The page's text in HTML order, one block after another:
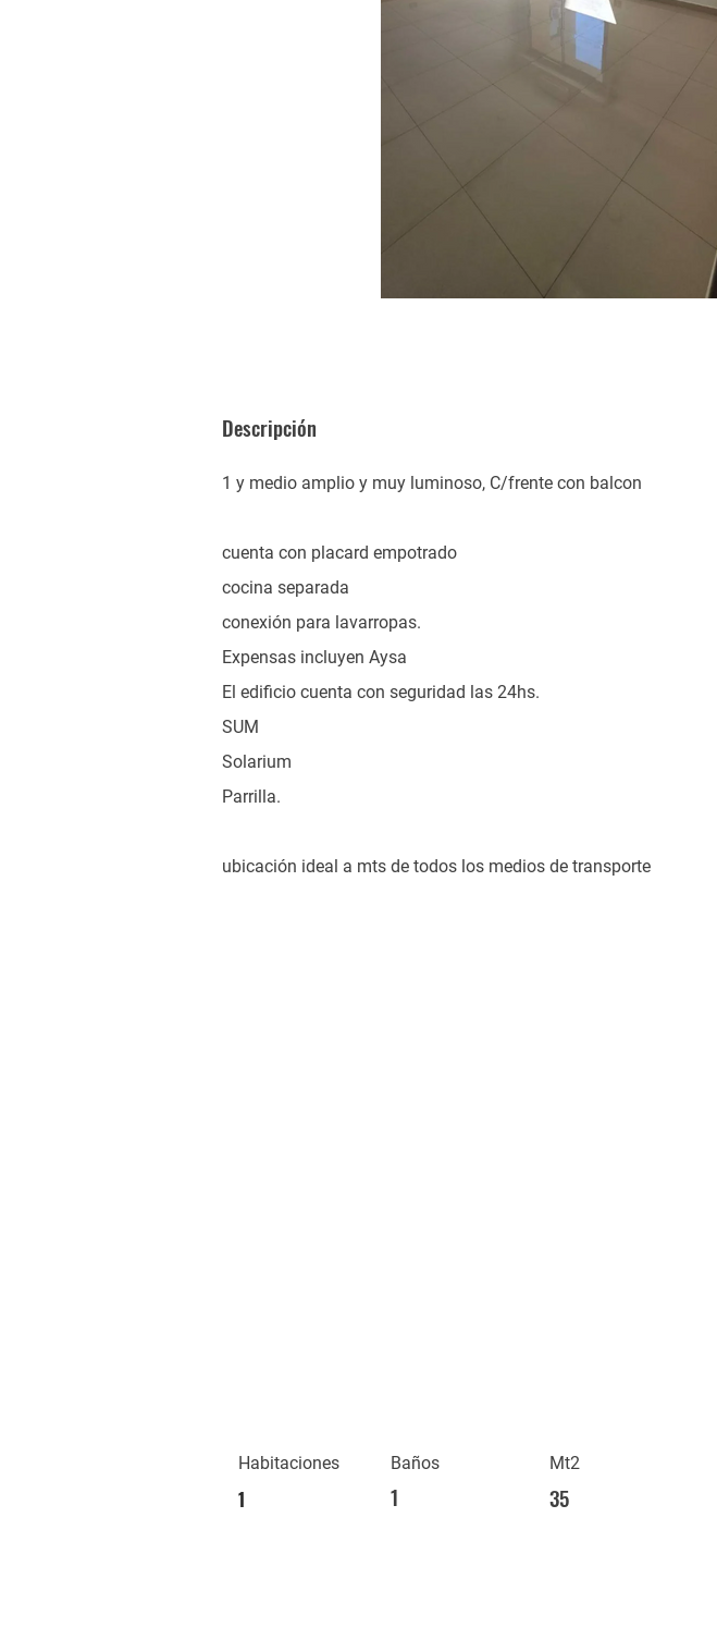
Descripción
1 y medio amplio y muy luminoso, C/frente con balcon
cuenta con placard empotrado
cocina separada
conexión para lavarropas.
Expensas incluyen Aysa
El edificio cuenta con seguridad las 24hs.
SUM
Solarium
Parrilla.
ubicación ideal a mts de todos los medios de transporte
Habitaciones
1
Baños
1
Mt2
35